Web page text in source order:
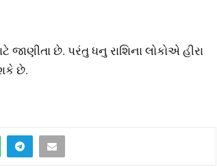
છે. પરંતુ ધનુ રાશિના લોકોએ હીરા
છે.